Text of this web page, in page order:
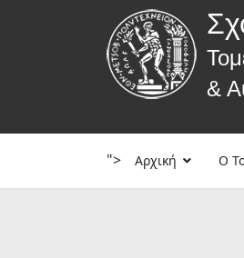
&
">
Αρχική Ο